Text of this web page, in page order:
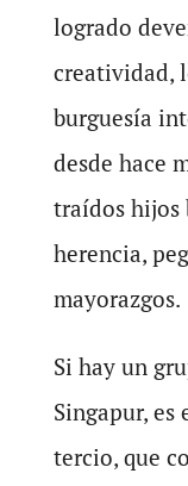
logrado
creatividad,
burguesía
desde hace
traídos hijos
herencia,
mayorazgos.
Si hay un
Singapur, es
tercio, que